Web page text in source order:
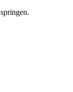
springen.